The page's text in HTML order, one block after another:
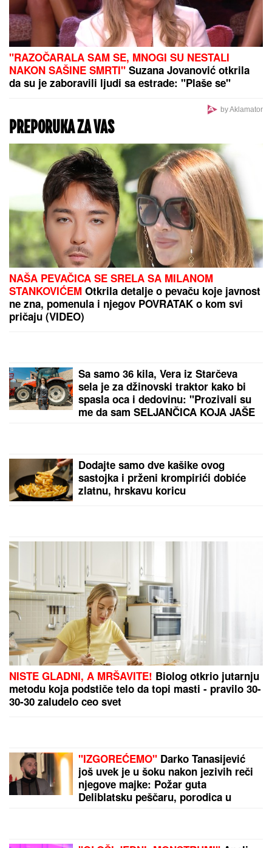
PEKING TRESE SVET SA IVICE
Najmoćniji kineski stelt
lovci ISPALILI RAKETE iz stratosfere
(FOTO) DOK SVI BRUJE O
RAZVODU, SLOBA VASIĆ UHVAĆEN
ANELI DOBILA PREPISKE FILIPA I JOVANE
CVIJANOVIĆOdmah se oglasila: "Sve dođe do
mene", evo da li je kontaktirala Đukića